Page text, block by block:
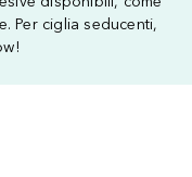
Per ciglia seducenti,